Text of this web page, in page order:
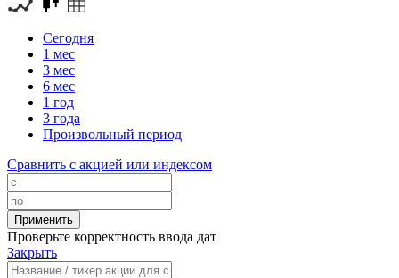
Сегодня
1 мес
3 мес
6 мес
1 год
3 года
Произвольный период
Сравнить с акцией или индексом
Проверьте корректность ввода дат
Закрыть